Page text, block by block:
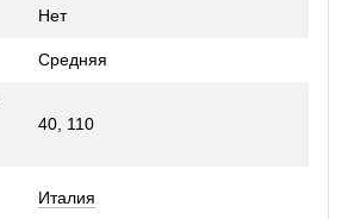
Нет
Средняя
40, 110
Италия